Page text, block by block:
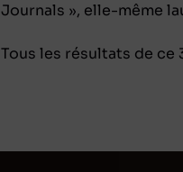
Journals », elle-même
Tous les résultats de ce